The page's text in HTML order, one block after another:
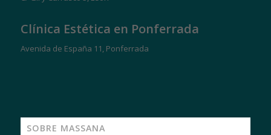
Clínica Estética en Ponferrada
Avenida de España 11, Ponferrada
SOBRE MASSANA